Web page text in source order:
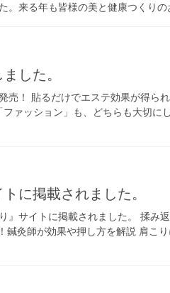
。来る年も皆様の美と健康つくり
した。
売！ 貼るだけでエステ効果が得ら
ァッション」も、どちらも大切に
に掲載されました。
』サイトに掲載されました。 揉み
灸師が効果や押し方を解説 肩こ